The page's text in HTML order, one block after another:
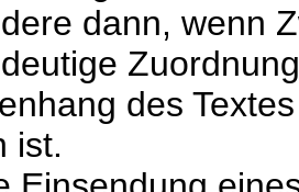
dann, wenn
des
ist.